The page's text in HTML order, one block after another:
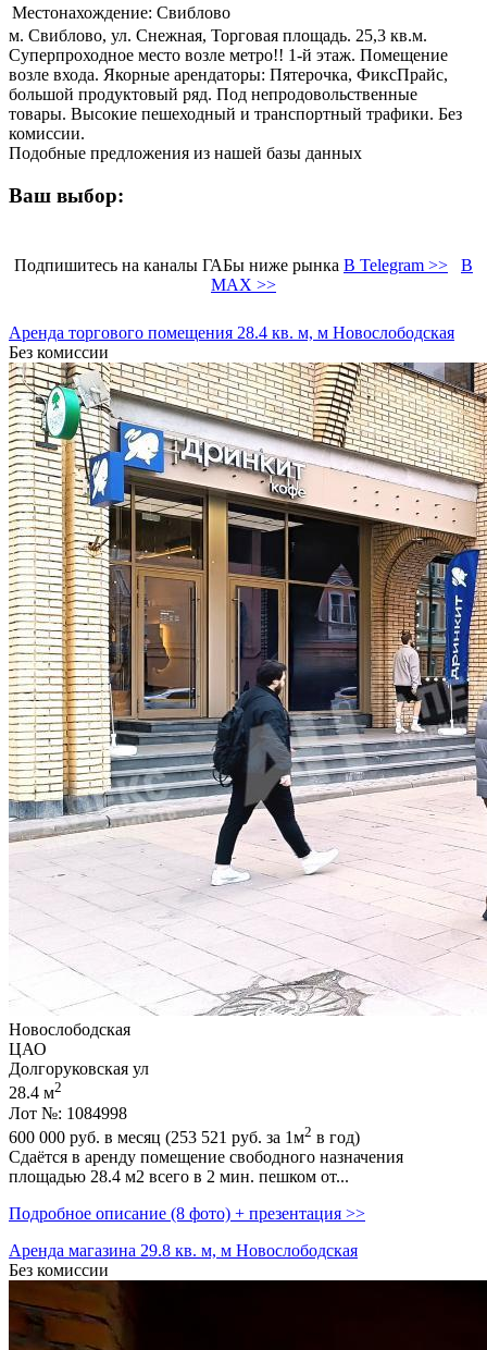
Местонахождение: Свиблово
м. Свиблово, ул. Снежная, Торговая площадь. 25,3 кв.м.
Суперпроходное место возле метро!! 1-й этаж. Помещение
возле входа. Якорные арендаторы: Пятерочка, ФиксПрайс,
большой продуктовый ряд. Под непродовольственные
товары. Высокие пешеходный и транспортный трафики. Без
комиссии.
Подобные предложения из нашей базы данных
Ваш выбор:
Подпишитесь на каналы ГАБы ниже рынка В Telegram >>
В
MAX >>
Аренда торгового помещения 28.4 кв. м, м Новослободская
Без комиссии
Новослободская
ЦАО
Долгоруковская ул
28.4 м2
Лот №: 1084998
600 000 руб. в месяц (253 521 руб. за 1м2 в год)
Сдаётся в аренду помещение свободного назначения
площадью 28.4 м2 всего в 2 мин. пешком от...
Подробное описание (8 фото) + презентация >>
Аренда магазина 29.8 кв. м, м Новослободская
Без комиссии